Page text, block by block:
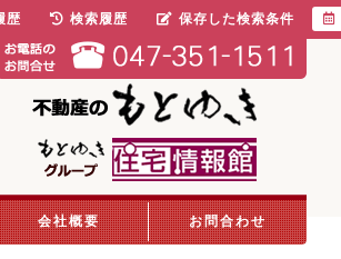
会社概要 お問合わせ
歴 検索履歴 保存した検索条件